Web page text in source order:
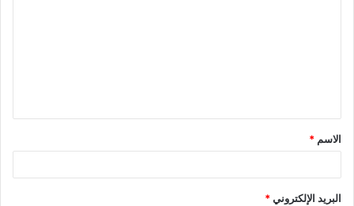
الاسم *
البريد الإلكتروني*